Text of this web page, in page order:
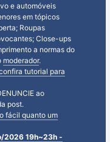
e automóveis
em tópicos
Roupas
Close-ups
a normas do
moderador.
tutorial para
ao
post.
fácil quanto um
2026 19h~23h -